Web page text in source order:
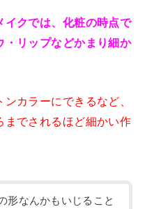
イクでは、化粧の時点で
・リップなどかまり細か
カラーにできるなど、
までされるほど細かい作
形なんかもいじること